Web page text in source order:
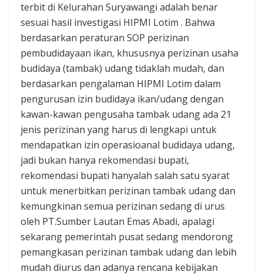
terbit di Kelurahan Suryawangi adalah benar
sesuai hasil investigasi HIPMI Lotim . Bahwa
berdasarkan peraturan SOP perizinan
pembudidayaan ikan, khususnya perizinan usaha
budidaya (tambak) udang tidaklah mudah, dan
berdasarkan pengalaman HIPMI Lotim dalam
pengurusan izin budidaya ikan/udang dengan
kawan-kawan pengusaha tambak udang ada 21
jenis perizinan yang harus di lengkapi untuk
mendapatkan izin operasioanal budidaya udang,
jadi bukan hanya rekomendasi bupati,
rekomendasi bupati hanyalah salah satu syarat
untuk menerbitkan perizinan tambak udang dan
kemungkinan semua perizinan sedang di urus
oleh PT.Sumber Lautan Emas Abadi, apalagi
sekarang pemerintah pusat sedang mendorong
pemangkasan perizinan tambak udang dan lebih
mudah diurus dan adanya rencana kebijakan